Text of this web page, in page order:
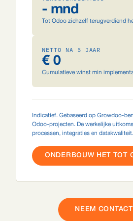
- mnd
Tot Odoo zichzelf terugverdiend
NETTO NA 5 JAAR
€ 0
Cumulatieve winst min
Indicatief. Gebaseerd op Growdoo-
Odoo-projecten. De werkelijke
processen, integraties en datakwaliteit.
ONDERBOUW HET TOT
NEEM